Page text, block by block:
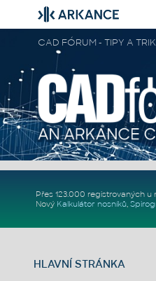
CAD FÓRUM - TIPY A
Přes 123.000 registrovaných u
Nový Kalkulátor nosníků,
HLAVNÍ STRÁNKA